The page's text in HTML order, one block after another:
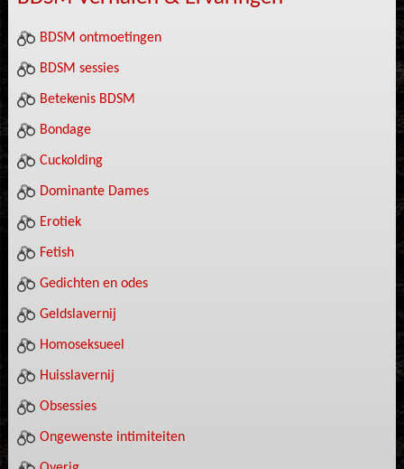
BDSM ontmoetingen
BDSM sessies
Betekenis BDSM
Bondage
Cuckolding
Dominante Dames
Erotiek
Fetish
Gedichten en odes
Geldslavernij
Homoseksueel
Huisslavernij
Obsessies
Ongewenste intimiteiten